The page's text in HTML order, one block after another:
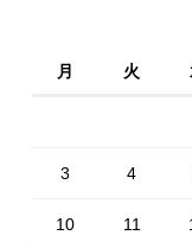
月 火
3 4
10 11